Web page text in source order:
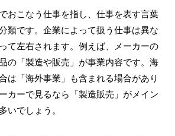
おこなう仕事を指し、仕事を表す言葉
類です。企業によって扱う仕事は異な
て左右されます。例えば、メーカーの
の「製造や販売」が事業内容です。海
は「海外事業」も含まれる場合があり
カーで見るなら「製造販売」がメイン
いでしょう。